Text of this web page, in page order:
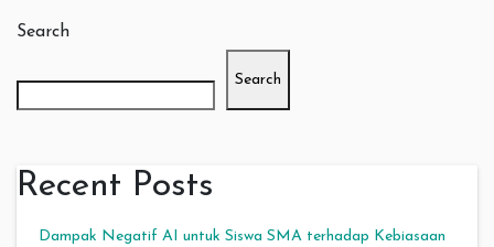
Search
Search
Recent Posts
Dampak Negatif AI untuk Siswa SMA terhadap Kebiasaan